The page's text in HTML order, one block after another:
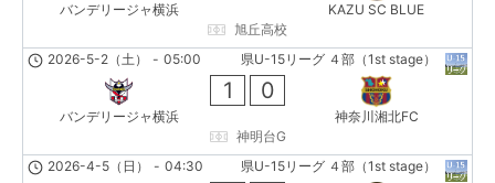
バンデリージャ横浜
KAZU SC BLUE
旭丘高校
県U-15リーグ ４部（1st stage）
2026-5-2（土） - 05:00
バンデリージャ横浜
1 0
神奈川湘北FC
神明台G
県U-15リーグ ４部（1st stage）
2026-4-5（日） - 04:30